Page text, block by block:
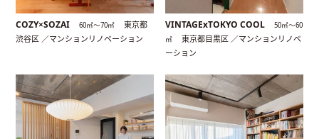
COZY×SOZAI 60㎡〜70㎡
東京都
渋谷区 ／マンションリノベーション
VINTAGExTOKYO COOL
50㎡〜60
㎡
東京都目黒区 ／マンションリノベ
ーション